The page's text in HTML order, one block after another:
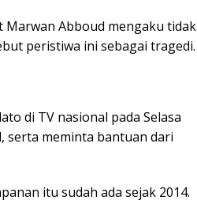
Marwan Abboud mengaku tidak
peristiwa ini sebagai tragedi.
di TV nasional pada Selasa
serta meminta bantuan dari
itu sudah ada sejak 2014.